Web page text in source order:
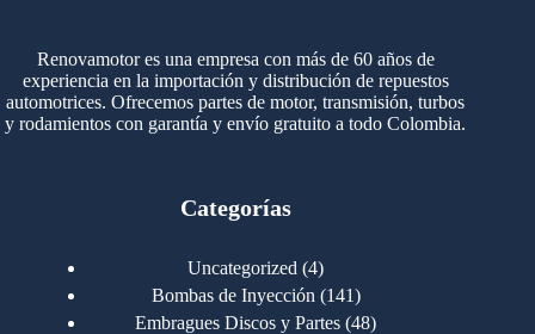
Renovamotor es una empresa con más de 60 años de
experiencia en la importación y distribución de repuestos
automotrices. Ofrecemos partes de motor, transmisión, turbos
y rodamientos con garantía y envío gratuito a todo Colombia.
Categorías
Uncategorized 44
productos
Bombas de Inyección 141141
productos
Embragues Discos y Partes 4848